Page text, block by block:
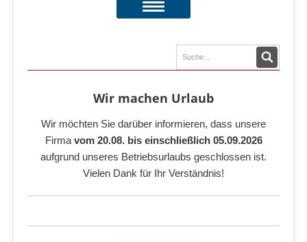
Wir machen Urlaub
Wir möchten Sie darüber informieren, dass unsere
Firma vom 20.08. bis einschließlich 05.09.2026
aufgrund unseres Betriebsurlaubs geschlossen ist.
Vielen Dank für Ihr Verständnis!